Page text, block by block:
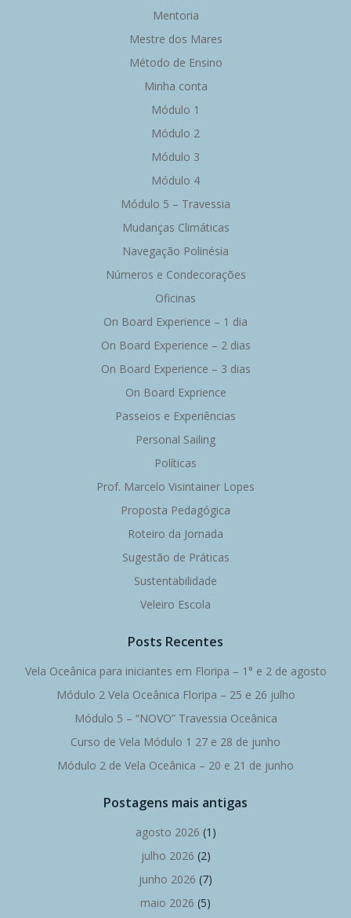
Mentoria
Mestre dos Mares
Método de Ensino
Minha conta
Módulo 1
Módulo 2
Módulo 3
Módulo 4
Módulo 5 – Travessia
Mudanças Climáticas
Navegação Polinésia
Números e Condecorações
Oficinas
On Board Experience – 1 dia
On Board Experience – 2 dias
On Board Experience – 3 dias
On Board Exprience
Passeios e Experiências
Personal Sailing
Políticas
Prof. Marcelo Visintainer Lopes
Proposta Pedagógica
Roteiro da Jornada
Sugestão de Práticas
Sustentabilidade
Veleiro Escola
Posts Recentes
Vela Oceânica para iniciantes em Floripa – 1° e 2 de agosto
Módulo 2 Vela Oceânica Floripa – 25 e 26 julho
Módulo 5 – “NOVO” Travessia Oceânica
Curso de Vela Módulo 1 27 e 28 de junho
Módulo 2 de Vela Oceânica – 20 e 21 de junho
Postagens mais antigas
agosto 2026 (1)
julho 2026 (2)
junho 2026 (7)
maio 2026 (5)